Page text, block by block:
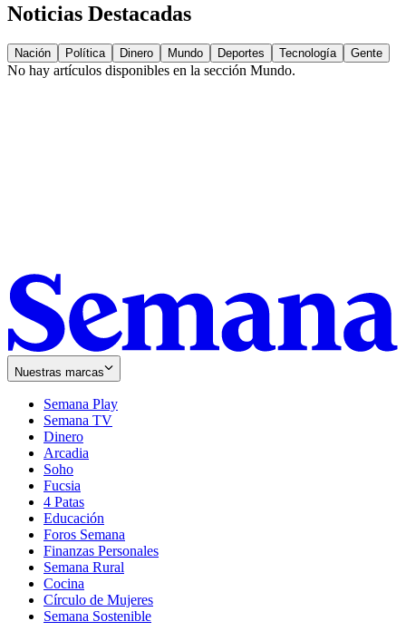
Noticias Destacadas
Nación Política Dinero Mundo Deportes Tecnología Gente
No hay artículos disponibles en la sección Mundo.
Nuestras marcas
Semana Play
Semana TV
Dinero
Arcadia
Soho
in
new
window
Fucsia
in
new
window
4 Patas
Educación
Foros Semana
Finanzas Personales
Semana Rural
Cocina
Círculo de Mujeres
Semana Sostenible